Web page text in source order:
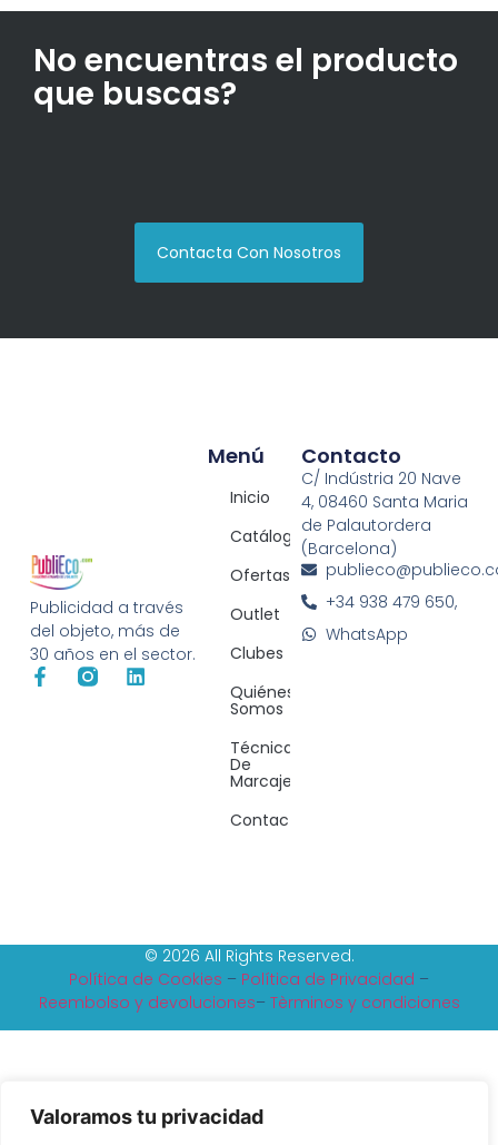
Valoramos tu privacidad
No encuentras el producto
que buscas?
Contacta Con Nosotros
Publicidad a través
del objeto, más de
30 años en el sector.
Menú
Inicio
Catálogos
Ofertas
Outlet
Clubes
Quiénes
Somos
Técnicas
De
Marcaje
Contacto
Contacto
C/ Indústria 20 Nave
4, 08460 Santa Maria
de Palautordera
(Barcelona)
+34 938 479 650,
WhatsApp
© 2026 All Rights Reserved.
Política de Cookies – Política de Privacidad –
Reembolso y devoluciones– Tèrminos y condiciones